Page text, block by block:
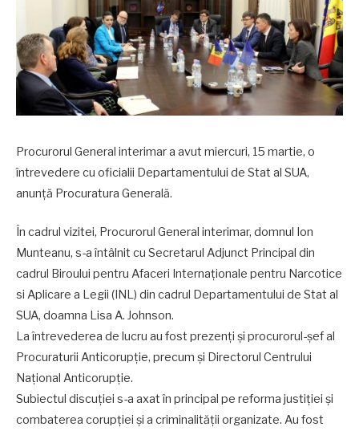
Procurorul General interimar a avut miercuri, 15 martie, o
întrevedere cu oficialii Departamentului de Stat al SUA,
anunță Procuratura Generală.
În cadrul vizitei, Procurorul General interimar, domnul Ion
Munteanu, s-a întâlnit cu Secretarul Adjunct Principal din
cadrul Biroului pentru Afaceri Internaționale pentru Narcotice
si Aplicare a Legii (INL) din cadrul Departamentului de Stat al
SUA, doamna Lisa A. Johnson.
La întrevederea de lucru au fost prezenți și procurorul-șef al
Procuraturii Anticorupție, precum și Directorul Centrului
Național Anticorupție.
Subiectul discuției s-a axat în principal pe reforma justiției și
combaterea corupției și a criminalității organizate. Au fost